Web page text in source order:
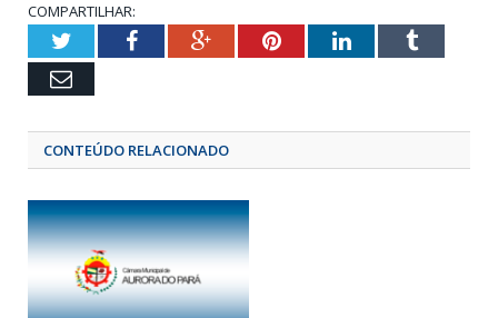
COMPARTILHAR:
TwitterFacebookGoogle+PinterestLinkedInTumblr
Email
CONTEÚDO RELACIONADO